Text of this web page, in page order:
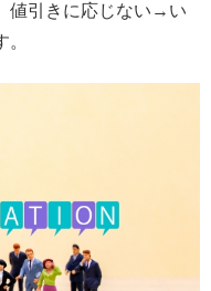
引きに応じない→い